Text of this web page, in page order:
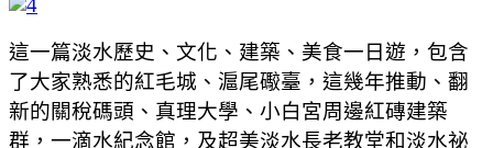
這一篇淡水歷史、文化、建築、美食一日遊，包含
了大家熟悉的紅毛城、滬尾礮臺，這幾年推動、翻
新的關稅碼頭、真理大學、小白宮周邊紅磚建築
群，一滴水紀念館，及超美淡水長老教堂和淡水祕